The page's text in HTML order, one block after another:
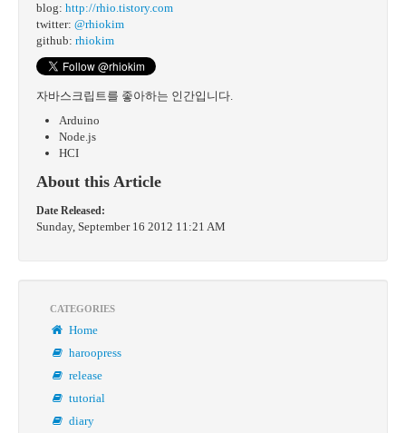
blog: http://rhio.tistory.com
twitter: @rhiokim
github: rhiokim
자바스크립트를 좋아하는 인간입니다.
Arduino
Node.js
HCI
About this Article
Date Released:
Sunday, September 16 2012 11:21 AM
CATEGORIES
Home
haroopress
release
tutorial
diary